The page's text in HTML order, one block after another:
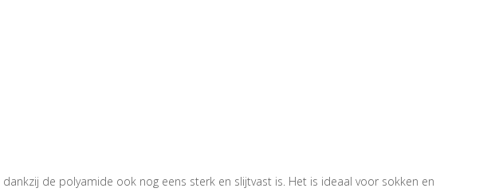
de polyamide ook nog eens sterk en slijtvast is. Het is ideaal voor sokken en